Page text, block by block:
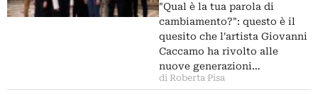
"Qual è la tua parola di
cambiamento?": questo è il
quesito che l'artista Giovanni
Caccamo ha rivolto alle
nuove generazioni…
di Roberta Pisa